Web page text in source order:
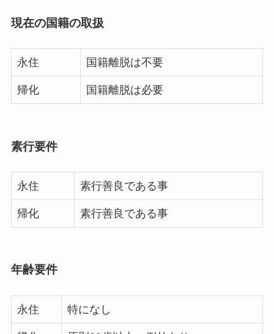
現在の国籍の取扱
永住 国籍離脱は不要
帰化 国籍離脱は必要
素行要件
永住 素行善良である事
帰化 素行善良である事
年齢要件
永住 特になし